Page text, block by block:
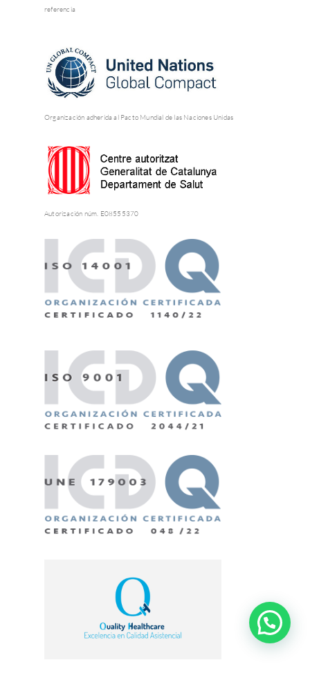
referencia
Organización adherida al Pacto Mundial de las Naciones Unidas
Autorización núm. E08555370